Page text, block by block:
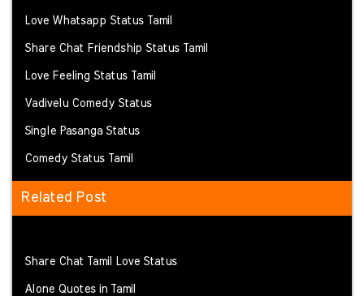
Love Whatsapp Status Tamil
Share Chat Friendship Status Tamil
Love Feeling Status Tamil
Vadivelu Comedy Status
Single Pasanga Status
Comedy Status Tamil
Related Post
Share Chat Tamil Love Status
Alone Quotes in Tamil